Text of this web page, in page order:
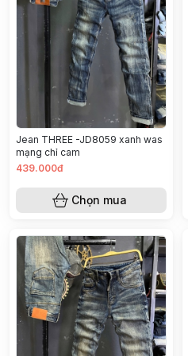
Jean THREE -JD8059 xanh was
mạng chỉ cam
439.000đ
Chọn mua